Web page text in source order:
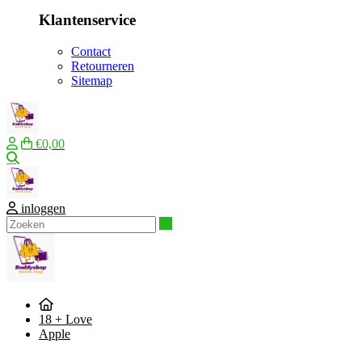
Klantenservice
Contact
Retourneren
Sitemap
€0,00
inloggen
18 + Love
Apple